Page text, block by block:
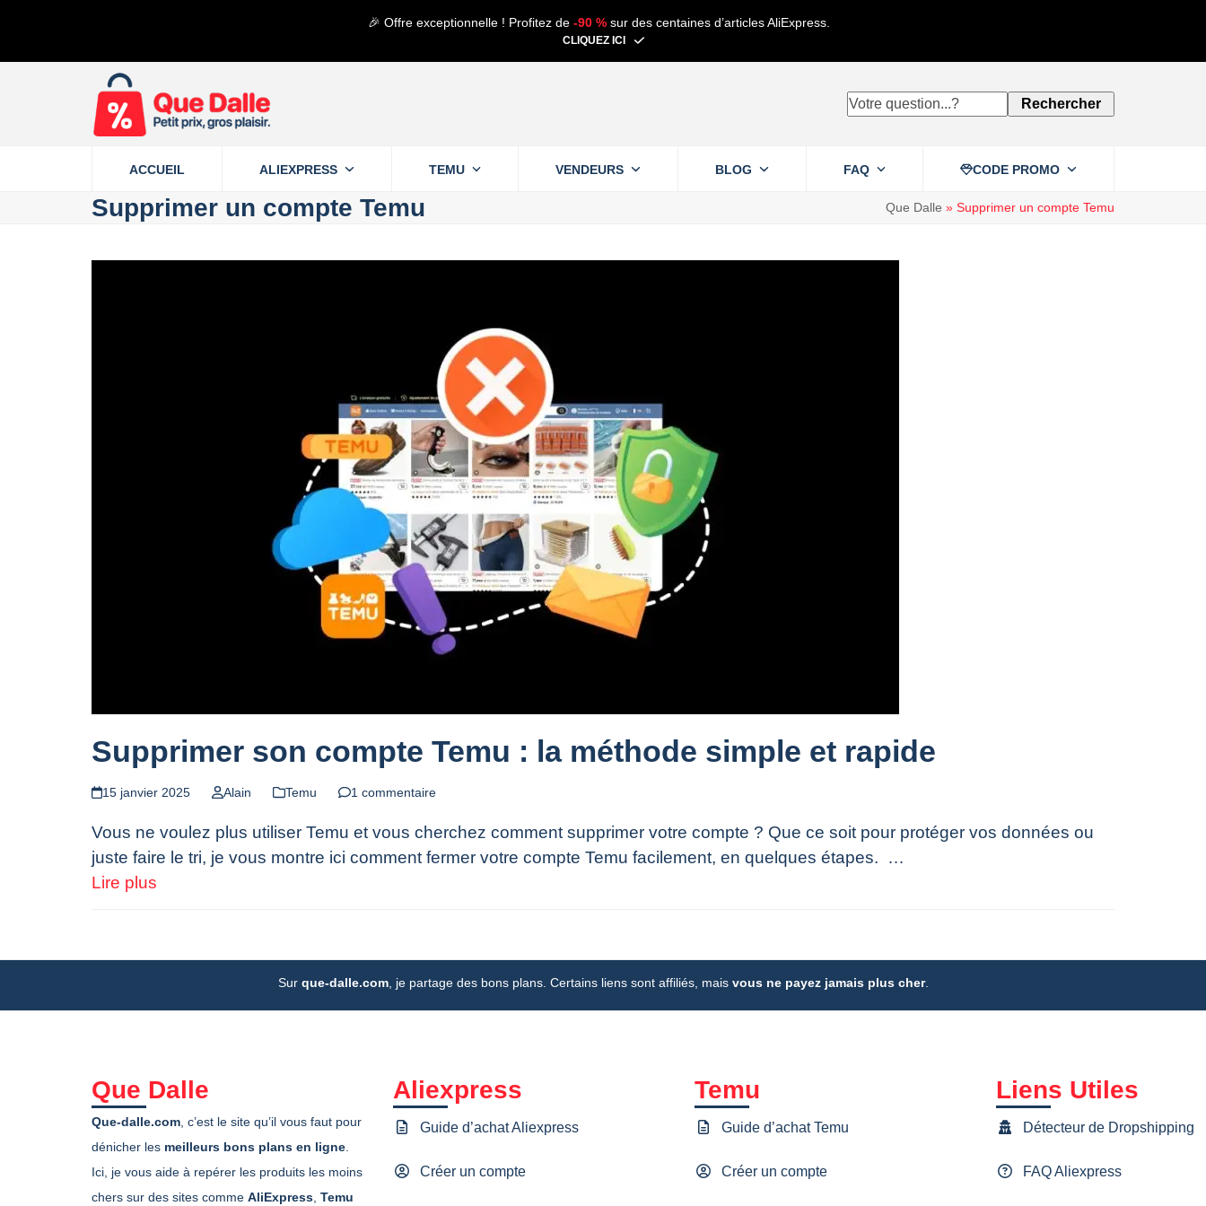
connexion
🎉 Offre exceptionnelle ! Profitez de -90 %sur des centaines d’articles AliExpress.
CLIQUEZ ICI
Votre
Rechercher
ACCUEIL ALIEXPRESS TEMU VENDEURS BLOG FAQ CODE PROMO
Supprimer un compte Temu Que Dalle » Supprimer un compte Temu
Supprimer son compte Temu : la méthode simple et rapide
15 janvier 2025 Alain Temu 1 commentaire
Vous ne voulez plus utiliser Temu et vous cherchez comment supprimer votre compte ? Que ce soit pour protéger vos données ou
juste faire le tri, je vous montre ici comment fermer votre compte Temu facilement, en quelques étapes. …
Lire plus
Sur que-dalle.com, je partage des bons plans. Certains liens sont affiliés, mais vous ne payez jamais plus cher.
Que Dalle
Que-dalle.com , c’est le site qu’il vous faut pour
dénicher les meilleurs bons plans en ligne
Ici, je vous aide à repérer les produits les moins
chers sur des sites comme AliExpress Temu
Aliexpress
Guide d’achat Aliexpress
Créer un compte
Temu
Guide d’achat Temu
Créer un compte
Liens Utiles
Détecteur de Dropshipping
FAQ Aliexpress